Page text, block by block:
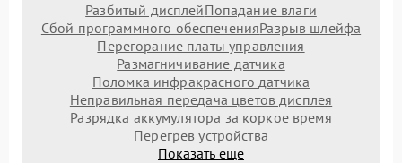
Разбитый дисплейПопадание влаги
Сбой программного обеспеченияРазрыв шлейфа
Перегорание платы управления
Размагничивание датчика
Поломка инфракрасного датчика
Неправильная передача цветов дисплея
Разрядка аккумулятора за коркое время
Перегрев устройства
Показать еще